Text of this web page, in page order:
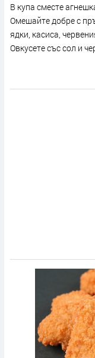
В купа сместе
Омешайте добре с
ядки, касиса,
Овкусете със сол и